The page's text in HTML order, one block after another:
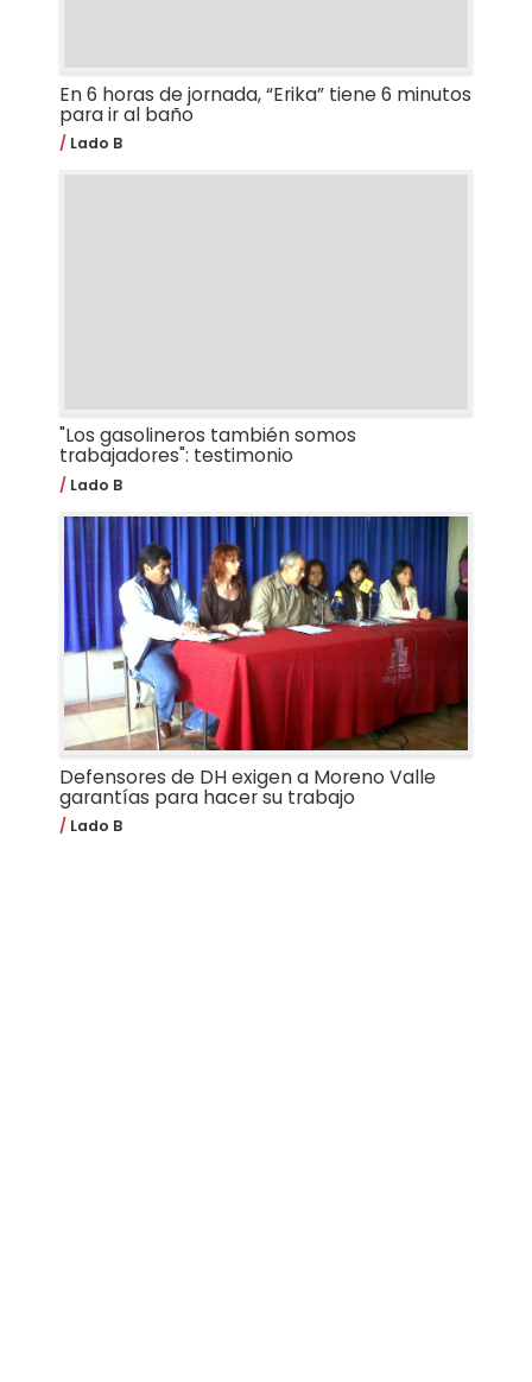
En 6 horas de jornada, “Erika” tiene 6 minutos
para ir al baño
Lado B
"Los gasolineros también somos
trabajadores": testimonio
Lado B
Defensores de DH exigen a Moreno Valle
garantías para hacer su trabajo
Lado B